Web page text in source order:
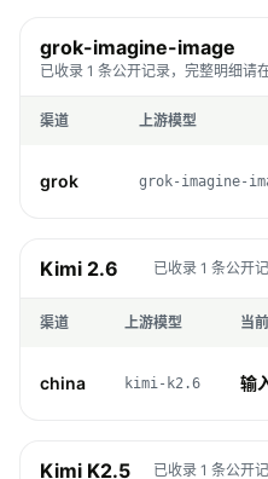
grok-imagine-image
已收录 1 条公开记录，完整明细请
渠道 上游模型
grok grok-imagine-
Kimi 2.6 已收录 1 条公开
渠道 上游模型 当
china kimi-k2.6 输
Kimi K2.5 已收录 1 条公开